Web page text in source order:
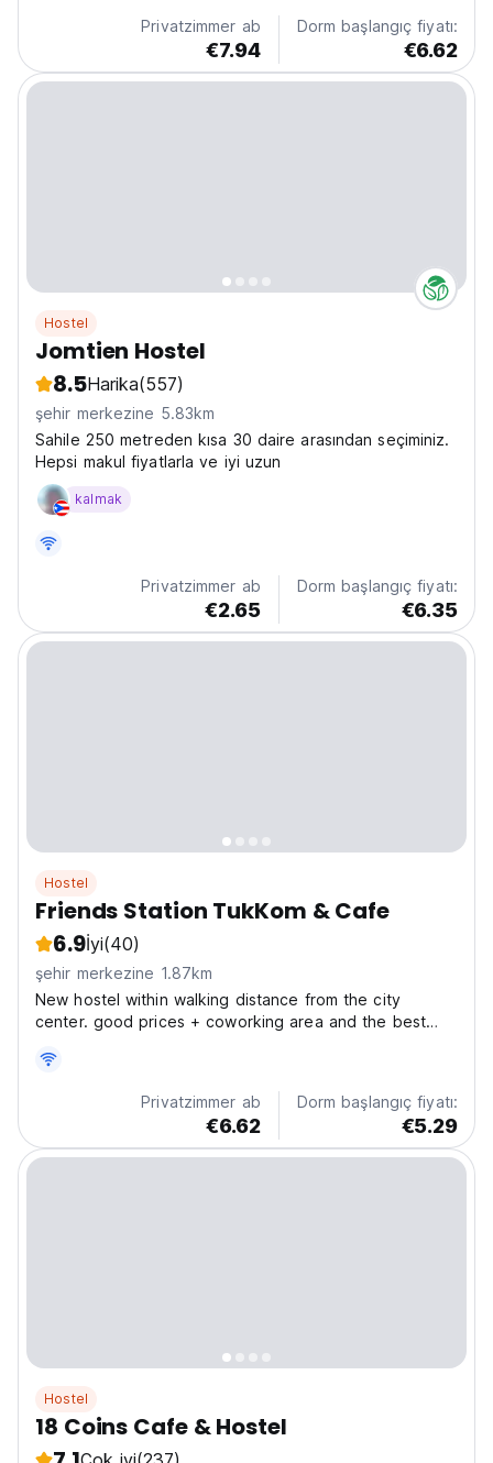
Privatzimmer ab
€7.94
Dorm başlangıç fiyatı:
€6.62
Hostel
Jomtien Hostel
8.5Harika(557)
şehir merkezine 5.83km
Sahile 250 metreden kısa 30 daire arasından seçiminiz.
Hepsi makul fiyatlarla ve iyi uzun
kalmak
Privatzimmer ab
€2.65
Dorm başlangıç fiyatı:
€6.35
Hostel
Friends Station TukKom & Cafe
6.9İyi(40)
şehir merkezine 1.87km
New hostel within walking distance from the city
center. good prices + coworking area and the best
with hot water. There are bars and restaurants nearby.
central festival. 800 meters to the sea. Hostel
Privatzimmer ab
€6.62
Dorm başlangıç fiyatı:
€5.29
Hostel
18 Coins Cafe & Hostel